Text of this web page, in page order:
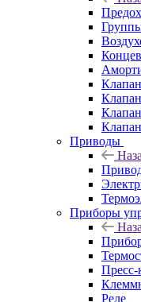
Приводы
Приборы
Пресс-
Реле